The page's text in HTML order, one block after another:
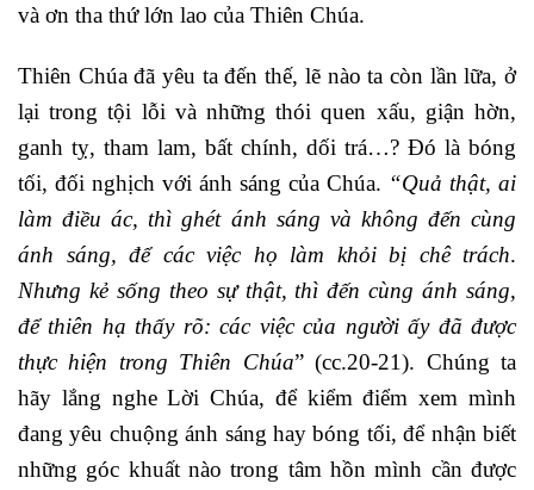
và ơn tha thứ lớn lao của Thiên Chúa.
Thiên Chúa đã yêu ta đến thế, lẽ nào ta còn lần lữa, ở
lại trong tội lỗi và những thói quen xấu, giận hờn,
ganh tỵ, tham lam, bất chính, dối trá…? Đó là bóng
tối, đối nghịch với ánh sáng của Chúa. “Quả thật, ai
làm điều ác, thì ghét ánh sáng và không đến cùng
ánh sáng, để các việc họ làm khỏi bị chê trách.
Nhưng kẻ sống theo sự thật, thì đến cùng ánh sáng,
để thiên hạ thấy rõ: các việc của người ấy đã được
thực hiện trong Thiên Chúa” (cc.20-21). Chúng ta
hãy lắng nghe Lời Chúa, để kiểm điểm xem mình
đang yêu chuộng ánh sáng hay bóng tối, để nhận biết
những góc khuất nào trong tâm hồn mình cần được